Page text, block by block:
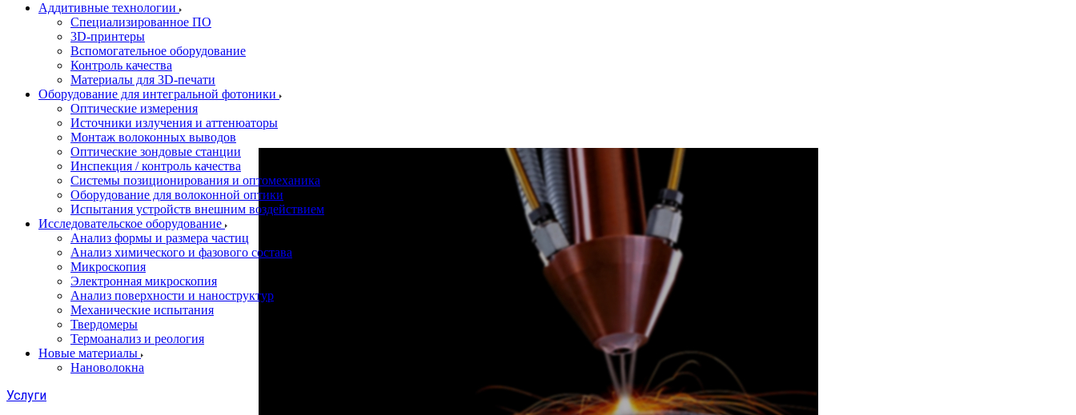
Аддитивные технологии
Специализированное ПО
3D-принтеры
Вспомогательное оборудование
Контроль качества
Материалы для 3D-печати
Оборудование для интегральной фотоники
Оптические измерения
Источники излучения и аттенюаторы
Монтаж волоконных выводов
Оптические зондовые станции
Инспекция / контроль качества
Системы позиционирования и оптомеханика
Оборудование для волоконной оптики
Испытания устройств внешним воздействием
Исследовательское оборудование
Анализ формы и размера частиц
Анализ химического и фазового состава
Микроскопия
Электронная микроскопия
Анализ поверхности и наноструктур
Механические испытания
Твердомеры
Термоанализ и реология
Новые материалы
Нановолокна
Услуги